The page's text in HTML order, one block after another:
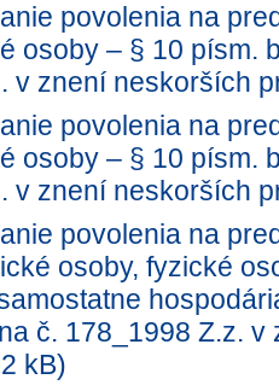
povolenia na
osoby – § 10 písm.
v znení neskorších
povolenia na
osoby – § 10 písm.
v znení neskorších
povolenia na
osoby, fyzické
č. 178_1998 Z.z.
kB)